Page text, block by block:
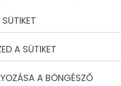
A SÜTIKET
A BÖNGÉSZŐ